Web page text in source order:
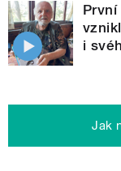
i
Jak